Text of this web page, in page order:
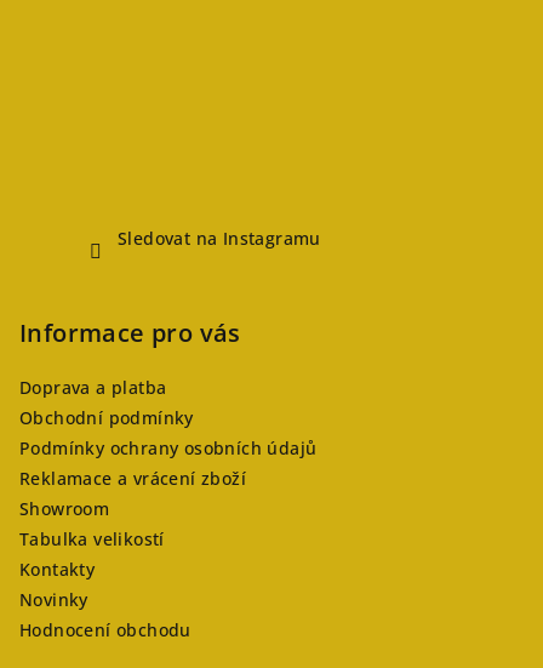
Sledovat na Instagramu
Informace pro vás
Doprava a platba
Obchodní podmínky
Podmínky ochrany osobních údajů
Reklamace a vrácení zboží
Showroom
Tabulka velikostí
Kontakty
Novinky
Hodnocení obchodu